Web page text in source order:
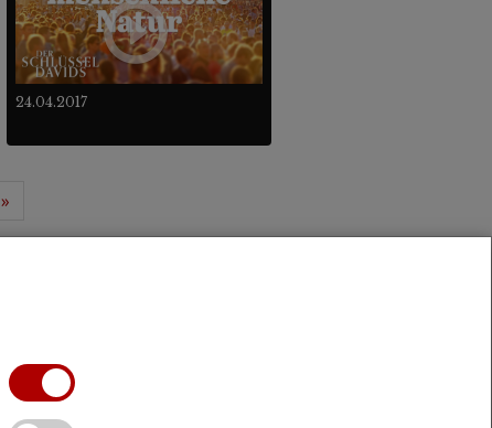
24.04.2017
»